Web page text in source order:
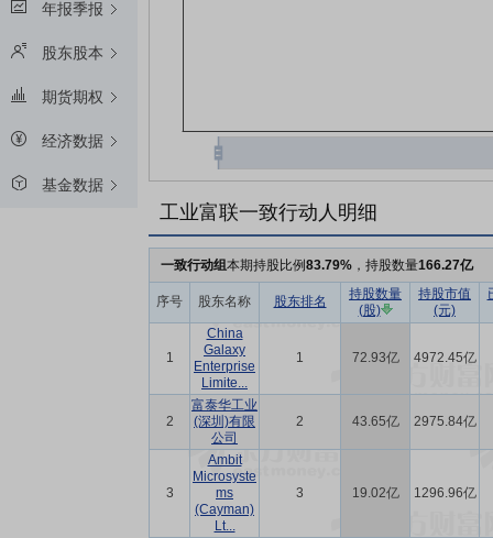
年报季报
股东股本
期货期权
经济数据
基金数据
工业富联一致行动人明细
一致行动组本期持股比例83.79% ，持股数量166.27亿
序号 股东名称 股东排名
持股数量
(股)
持股市值
(元)
1
China
Galaxy
Enterprise
Limite...
1 72.93亿 4972.45亿
2
富泰华工业
(深圳)有限
公司
2 43.65亿 2975.84亿
3
Ambit
Microsyste
ms
(Cayman)
Lt...
3 19.02亿 1296.96亿